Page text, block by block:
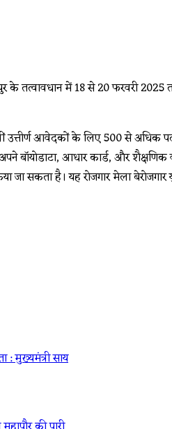
के तत्वावधान में 18 से 20 फरवरी
उत्तीर्ण आवेदकों के लिए 500 से
आधार कार्ड, और शैक्षणिक व
जा सकता है। यह रोजगार मेला
: मुख्यमंत्री साय